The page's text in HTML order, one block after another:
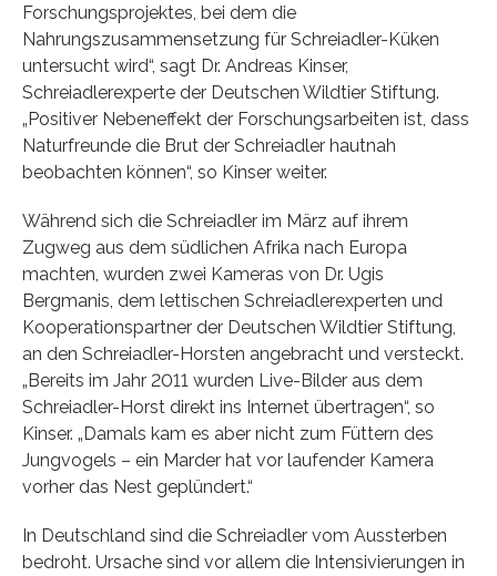
Forschungsprojektes, bei dem die
Nahrungszusammensetzung für Schreiadler-Küken
untersucht wird“, sagt Dr. Andreas Kinser,
Schreiadlerexperte der Deutschen Wildtier Stiftung.
„Positiver Nebeneffekt der Forschungsarbeiten ist, dass
Naturfreunde die Brut der Schreiadler hautnah
beobachten können“, so Kinser weiter.
Während sich die Schreiadler im März auf ihrem
Zugweg aus dem südlichen Afrika nach Europa
machten, wurden zwei Kameras von Dr. Ugis
Bergmanis, dem lettischen Schreiadlerexperten und
Kooperationspartner der Deutschen Wildtier Stiftung,
an den Schreiadler-Horsten angebracht und versteckt.
„Bereits im Jahr 2011 wurden Live-Bilder aus dem
Schreiadler-Horst direkt ins Internet übertragen“, so
Kinser. „Damals kam es aber nicht zum Füttern des
Jungvogels – ein Marder hat vor laufender Kamera
vorher das Nest geplündert.“
In Deutschland sind die Schreiadler vom Aussterben
bedroht. Ursache sind vor allem die Intensivierungen in